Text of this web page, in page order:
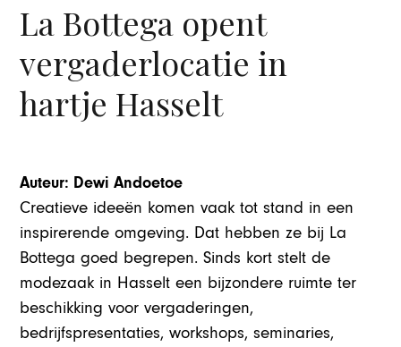
La Bottega opent
vergaderlocatie in
hartje Hasselt
Auteur: Dewi Andoetoe
Creatieve ideeën komen vaak tot stand in een
inspirerende omgeving. Dat hebben ze bij La
Bottega goed begrepen. Sinds kort stelt de
modezaak in Hasselt een bijzondere ruimte ter
beschikking voor vergaderingen,
bedrijfspresentaties, workshops, seminaries,